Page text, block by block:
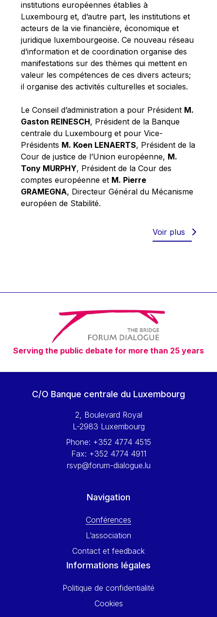
Michel Goedert
Mireille Delmas-Marty
Nobuo Tanaka
Otmar Issing
Paolo Mengozzi
Paschal Donohoe
Pat Cox
Patrizia Nanz
Philippe Maystadt
Pierre Gramegna
Richard Pelly
Robert Goebbels
Robert REYNDERS
Timothy Radcliffe
Vaclav Klaus
Vassilios Skouris
Vítor Manuel da Silva Caldeira
Viviane Reding
Walter Hagg
Wolfgang Ketterle
Yossi Beillin
Yves FRANCHET
institutions européennes établies à
Luxembourg et, d’autre part, les institutions et
acteurs de la vie financière, économique et
juridique luxembourgeoise. Ce nouveau réseau
d’information et de coordination organise des
manifestations sur des thèmes qui mettent en
valeur les compétences de ces divers acteurs;
il organise des activités culturelles et sociales.
Le Conseil d’administration a pour Président M.
Gaston REINESCH, Président de la Banque
centrale du Luxembourg et pour Vice-
Présidents M. Koen LENAERTS, Président de la
Cour de justice de l’Union européenne, M.
Tony MURPHY, Président de la Cour des
comptes européenne et M. Pierre
GRAMEGNA, Directeur Général du Mécanisme
européen de Stabilité.
Voir plus
Serving the public debate for more than 25 years
C/O Banque centrale du Luxembourg
2, Boulevard Royal
L-2983 Luxembourg
Phone: +352 4774 4515
Fax: +352 4774 4911
rsvp@forum-dialogue.lu
Navigation
Conférences
L’association
Contact et feedback
Informations légales
Politique de confidentialité
Cookies